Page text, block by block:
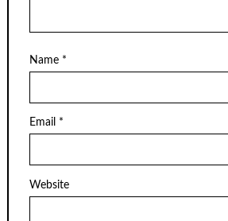
Name *
Email *
Website